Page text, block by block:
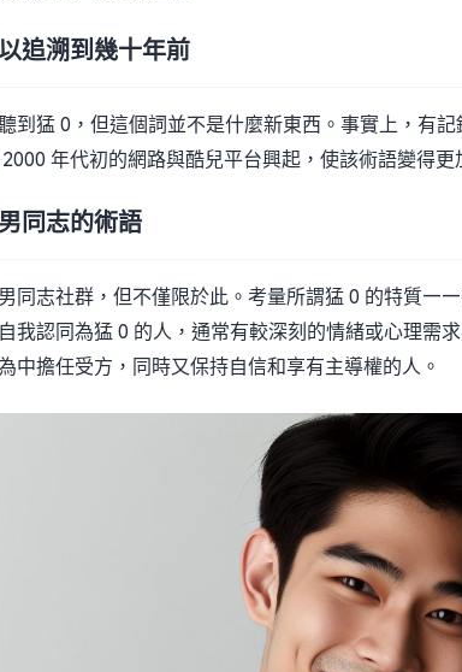
追溯到幾十年前
到猛 0，但這個詞並不是什麼新東西。事實上，有
年代初的網路與酷兒平台興起，使該術語變得更
同志的術語
同志社群，但不僅限於此。考量所謂猛 0 的特質
認同為猛 0 的人，通常有較深刻的情緒或心理需
中擔任受方，同時又保持自信和享有主導權的人。